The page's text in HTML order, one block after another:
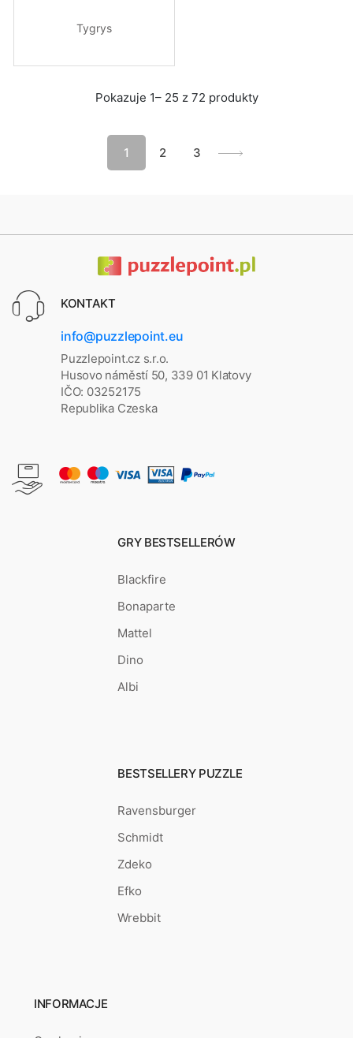
Tygrys
Pokazuje 1– 25 z 72 produkty
1 2 3
KONTAKT
info@puzzlepoint.eu
Puzzlepoint.cz s.r.o.
Husovo náměstí 50, 339 01 Klatovy
IČO: 03252175
Republika Czeska
GRY BESTSELLERÓW
Blackfire
Bonaparte
Mattel
Dino
Albi
BESTSELLERY PUZZLE
Ravensburger
Schmidt
Zdeko
Efko
Wrebbit
INFORMACJE